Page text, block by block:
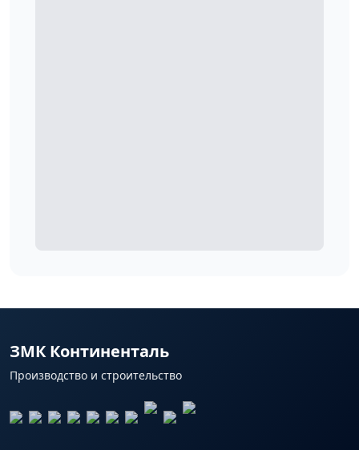
ЗМК Континенталь
Производство и строительство